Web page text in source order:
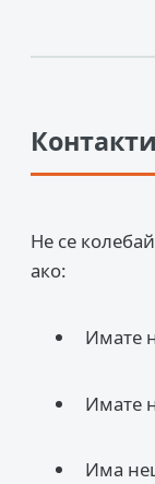
Контакти
Не се
ако:
Имате
Имате
Има